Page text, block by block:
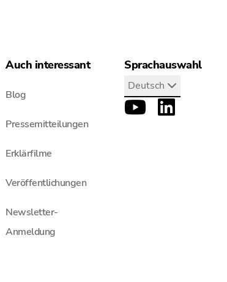
Auch interessant
Blog
Pressemitteilungen
Erklärfilme
Veröffentlichungen
Newsletter-
Anmeldung
Sprachauswahl
Deutsch